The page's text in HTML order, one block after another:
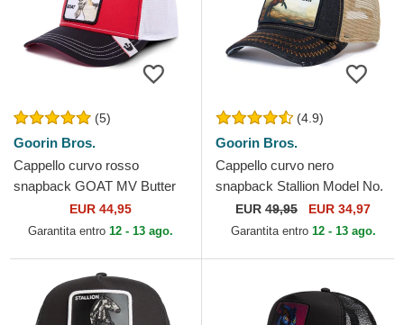
(5)
Goorin Bros.
Cappello curvo rosso
snapback GOAT MV Butter
The Farm MVP The Farm
Goorin Bros.
EUR 44,95
Garantita entro 12 - 13 ago.
(4.9)
Goorin Bros.
Cappello curvo nero
snapback Stallion Model No.
5741110N Rodeo The Farm
Goorin Bros.
EUR 49,95 EUR 34,97
Garantita entro 12 - 13 ago.